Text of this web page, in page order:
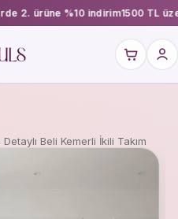
2. ürüne %10 indirim1500 TL
Beli Kemerli İkili Takım